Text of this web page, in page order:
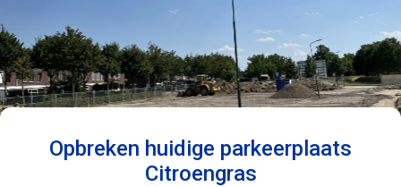
Opbreken huidige parkeerplaats
Citroengras